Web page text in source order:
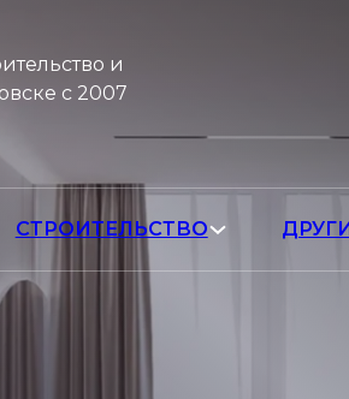
и
с 2007
СТРОИТЕЛЬСТВО